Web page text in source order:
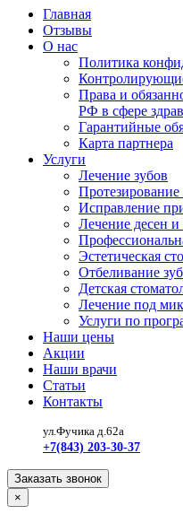
Главная
Отзывы
О нас
Политика
Права и
РФ в сфере
Гарантийные
Карта партнера
Услуги
Лечение зубов
Протезирование
Исправление
Лечение десен и
Эстетическая
Отбеливание
Детская
Лечение под
Услуги по
Наши цены
Акции
Наши врачи
Статьи
Контакты
ул.Фучика д.62а
+7(843) 203-30-37
Заказать звонок
×